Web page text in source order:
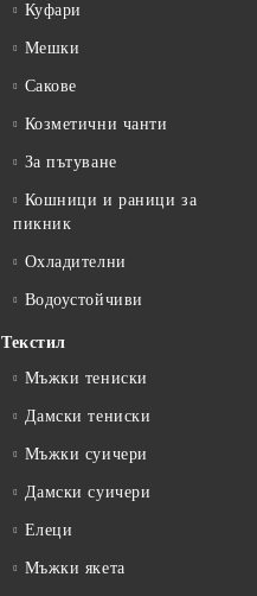
Куфари
Мешки
Сакове
Козметични чанти
За пътуване
Кошници и раници за
пикник
Охладителни
Водоустойчиви
Текстил
Мъжки тениски
Дамски тениски
Мъжки суичери
Дамски суичери
Елеци
Мъжки якета